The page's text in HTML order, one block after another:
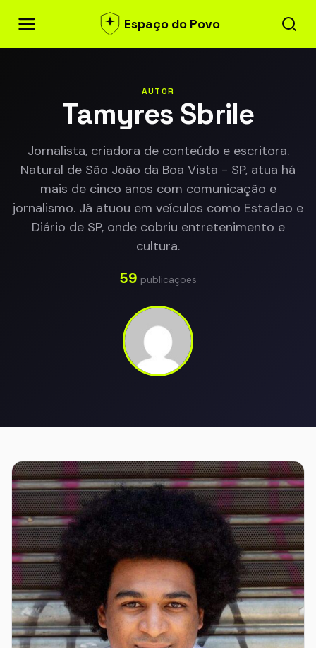
Espaço do Povo
AUTOR
Tamyres Sbrile
Jornalista, criadora de conteúdo e escritora.
Natural de São João da Boa Vista - SP, atua há
mais de cinco anos com comunicação e
jornalismo. Já atuou em veículos como Estadao e
Diário de SP, onde cobriu entretenimento e
cultura.
59 publicações